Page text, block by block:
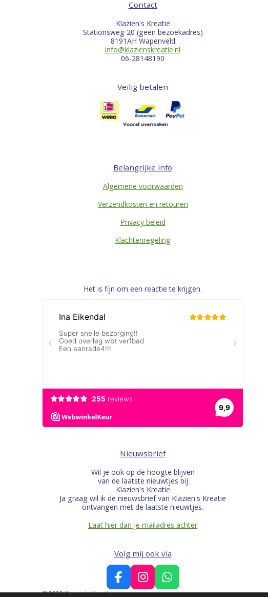
Contact
Klazien's Kreatie
Stationsweg 20 (geen bezoekadres)
8191AH Wapenveld
info@klazienskreatie.nl
06-28148190
Veilig betalen
Belangrijke info
Algemene voorwaarden
Verzendkosten en retouren
Privacy beleid
Klachtenregeling
Het is fijn om een reactie te krijgen.
Nieuwsbrief
Wil je ook op de hoogte blijven
van de laatste nieuwtjes bij
Klazien's Kreatie
Ja graag wil ik de nieuwsbrief van Klazien's Kreatie
ontvangen met de laatste nieuwtjes.
Laat hier dan je mailadres achter
Volg mij ook via
F
a
I
n
W
h
© 2022 Klazien's Kreatie